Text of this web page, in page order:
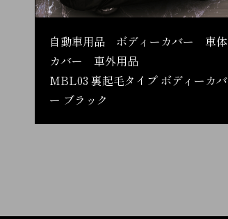
自動車用品 ボディーカバー 車体
カバー 車外用品
MBL03 裏起毛タイプ ボディーカバ
ー ブラック